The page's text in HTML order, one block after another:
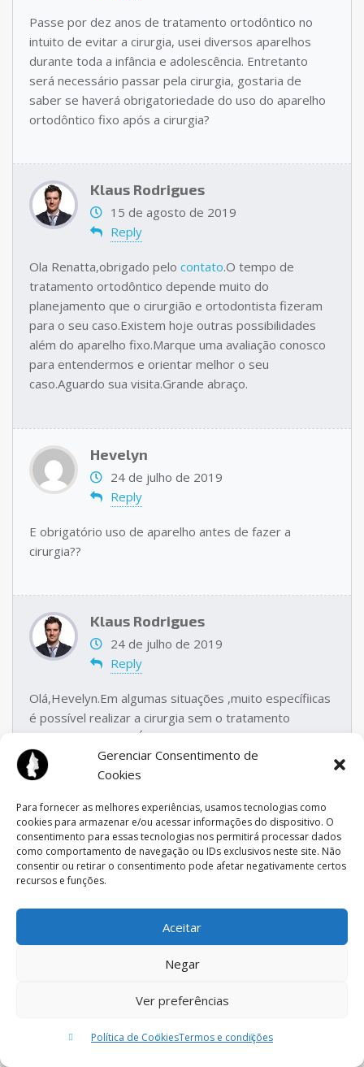
Gerenciar Consentimento de
Cookies
Para fornecer as melhores experiências, usamos tecnologias como
cookies para armazenar e/ou acessar informações do dispositivo. O
consentimento para essas tecnologias nos permitirá processar dados
como comportamento de navegação ou IDs exclusivos neste site. Não
consentir ou retirar o consentimento pode afetar negativamente certos
recursos e funções.
Aceitar
Negar
Ver preferências
Política de CookiesTermos e condições
Passe por dez anos de tratamento ortodôntico no
intuito de evitar a cirurgia, usei diversos aparelhos
durante toda a infância e adolescência. Entretanto
será necessário passar pela cirurgia, gostaria de
saber se haverá obrigatoriedade do uso do aparelho
ortodôntico fixo após a cirurgia?
Klaus Rodrigues
15 de agosto de 2019
Reply
Ola Renatta,obrigado pelo contato.O tempo de
tratamento ortodôntico depende muito do
planejamento que o cirurgião e ortodontista fizeram
para o seu caso.Existem hoje outras possibilidades
além do aparelho fixo.Marque uma avaliação conosco
para entendermos e orientar melhor o seu
caso.Aguardo sua visita.Grande abraço.
Hevelyn
24 de julho de 2019
Reply
E obrigatório uso de aparelho antes de fazer a
cirurgia??
Klaus Rodrigues
24 de julho de 2019
Reply
Olá,Hevelyn.Em algumas situações ,muito específiicas
é possível realizar a cirurgia sem o tratamento
ortodôntico prévio.É o que chamamos de benefício
antecipado,Se opera primeiro,e depois o ortodontista
finaliza o tratamento.Obrigado pelo
Giselle
25 de junho de 2019
quanto tempo que dão de atestado para entregar na
empresa?
26 de junho de 2019